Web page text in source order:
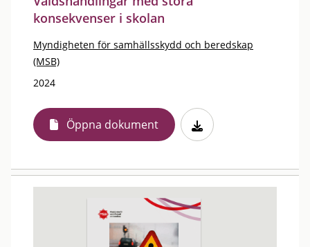
konsekvenser i skolan
Myndigheten för samhällsskydd och beredskap
(MSB)
2024
Öppna dokument